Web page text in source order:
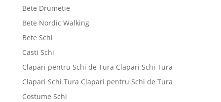
Bete Drumetie
Bete Nordic Walking
Bete Schi
Casti Schi
Clapari pentru Schi de Tura Clapari Schi Tura
Clapari Schi Tura Clapari pentru Schi de Tura
Costume Schi